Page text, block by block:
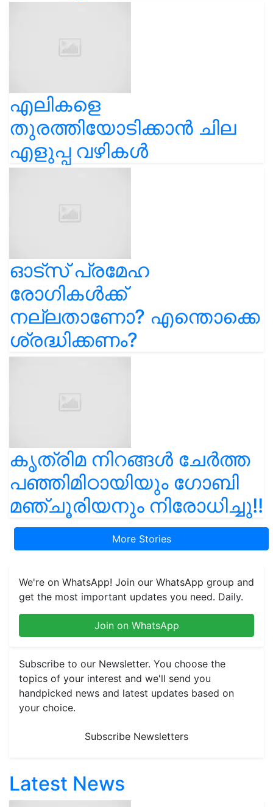
എലികളെ
തുരത്തിയോടിക്കാൻ ചില
എളുപ്പ വഴികൾ
ഓട്സ് പ്രമേഹ
രോഗികൾക്ക്
നല്ലതാണോ? എന്തൊക്കെ
ശ്രദ്ധിക്കണം?
കൃത്രിമ നിറങ്ങൾ ചേർത്ത
പഞ്ഞിമിഠായിയും ഗോബി
മഞ്ചൂരിയനും നിരോധിച്ചു!!
More Stories
We're on WhatsApp! Join our WhatsApp group and
get the most important updates you need. Daily.
Join on WhatsApp
Subscribe to our Newsletter. You choose the
topics of your interest and we'll send you
handpicked news and latest updates based on
your choice.
Subscribe Newsletters
Latest News